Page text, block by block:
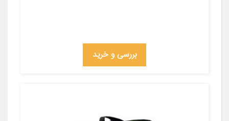
بررسی و خرید